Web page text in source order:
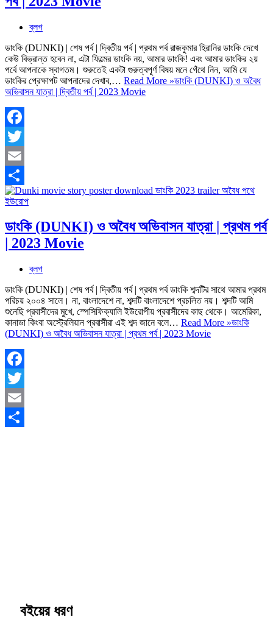
ব্লগ
ডাংকি (DUNKI) | শেষ পর্ব | দ্বিতীয় পর্ব | প্রথম পর্ব রাজকুমার হিরানির ডাংকি দেখে
কেউ বিভ্রান্ত হবেন না, এটা ফিল্মের ডাংকি নয়, আমার ডাংকি! এবং আমার ডাংকির ২য়
পর্বে আপনাকে স্বাগতম। শুরুতেই একটা গুরুত্বপূর্ণ বিষয় মনে গেঁথে নিন, আমি যে
ডাংকির প্রেক্ষাপট আপনাদের দেখাব,… Read More »ডাংকি (DUNKI) ও অবৈধ
অভিবাসন যাত্রা | দ্বিতীয় পর্ব | 2023 Movie
Facebook
Twitter
Email
Share
ডাংকি (DUNKI) ও অবৈধ অভিবাসন যাত্রা | প্রথম পর্ব
| 2023 Movie
ব্লগ
ডাংকি (DUNKI) | শেষ পর্ব | দ্বিতীয় পর্ব | প্রথম পর্ব ডাংকি শব্দটির সাথে আমার প্রথম
পরিচয় ২০০৪ সালে। না, বাংলাদেশে না, শব্দটি বাংলাদেশে প্রচলিত নয়। শব্দটি আমি
শুনেছি প্রবাসীদের মুখে, স্পেসিফিক্যালি ইউরোপীয় প্রবাসীদের কাছ থেকে। আমেরিকা,
কানাডা কিংবা অস্ট্রেলিয়ান প্রবাসীরা এই শব্দ জানে বলে… Read More »ডাংকি
(DUNKI) ও অবৈধ অভিবাসন যাত্রা | প্রথম পর্ব | 2023 Movie
Facebook
Twitter
Email
বইয়ের ধরণ